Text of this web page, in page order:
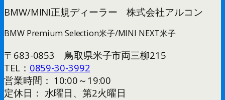
BMW/MINI正規ディーラー 株式会社アルコン
BMW Premium Selection米子/MINI NEXT米子
〒683-0853 鳥取県米子市両三柳215
TEL： 0859-30-3992
営業時間： 10:00～19:00
定休日： 水曜日、第2火曜日